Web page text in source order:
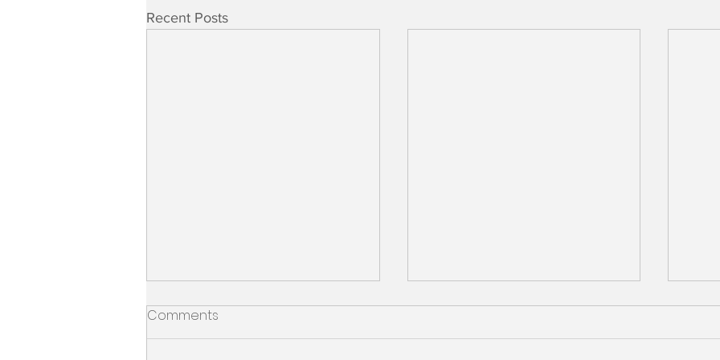
Recent Posts
Comments